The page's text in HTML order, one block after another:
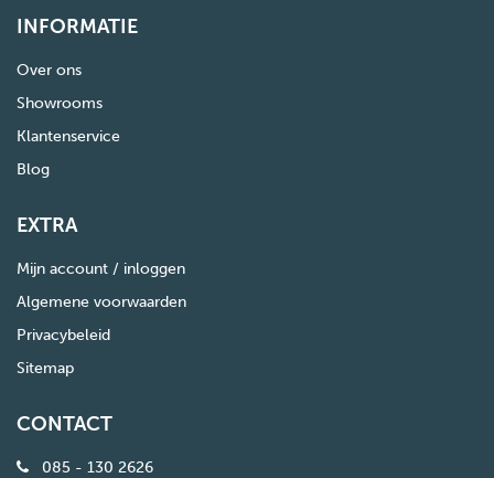
INFORMATIE
Over ons
Showrooms
Klantenservice
Blog
EXTRA
Mijn account / inloggen
Algemene voorwaarden
Privacybeleid
Sitemap
CONTACT
085 - 130 2626